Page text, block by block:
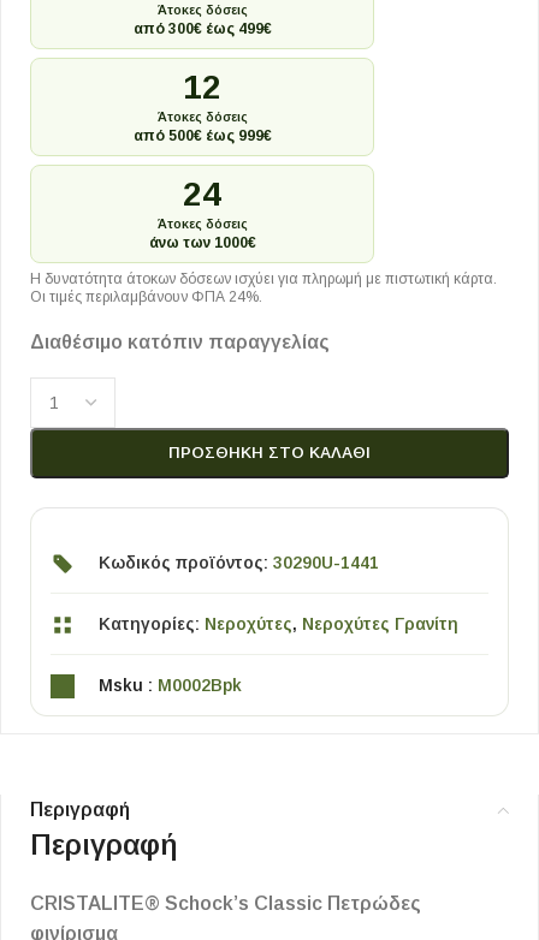
Άτοκες δόσεις
από 300€ έως 499€
12
Άτοκες δόσεις
από 500€ έως 999€
24
Άτοκες δόσεις
άνω των 1000€
Η δυνατότητα άτοκων δόσεων ισχύει για πληρωμή με πιστωτική κάρτα.
Οι τιμές περιλαμβάνουν ΦΠΑ 24%.
Διαθέσιμο κατόπιν παραγγελίας
ΠΡΟΣΘΉΚΗ ΣΤΟ ΚΑΛΆΘΙ
Κωδικός προϊόντος: 30290U-1441
Κατηγορίες: Νεροχύτες, Νεροχύτες Γρανίτη
Msku : M0002Bpk
Περιγραφή
Περιγραφή
CRISTALITE® Schock’s Classic Πετρώδες
φινίρισμα